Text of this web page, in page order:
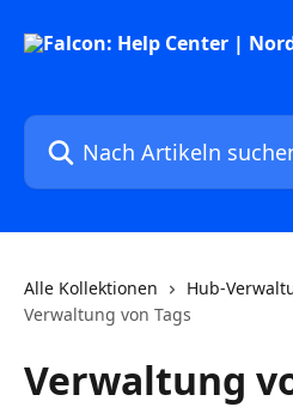
Nach Artikeln suchen …
Alle Kollektionen
Hub-
Verwaltung von Tags
Verwaltung